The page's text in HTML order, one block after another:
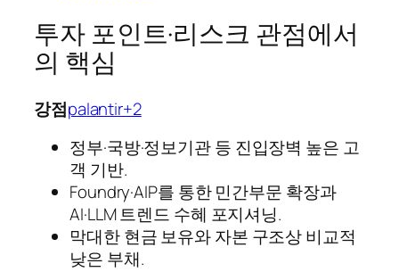
투자 포인트·리스크 관점에서
의 핵심
강점palantir+2
정부·국방·정보기관 등 진입장벽 높은 고
객 기반.
Foundry·AIP를 통한 민간부문 확장과
AI·LLM 트렌드 수혜 포지셔닝.
막대한 현금 보유와 자본 구조상 비교적
낮은 부채.